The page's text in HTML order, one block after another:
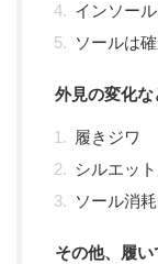
インソー
ソールは
外見の変化な
履きジワ
シルエッ
ソール消
その他、履